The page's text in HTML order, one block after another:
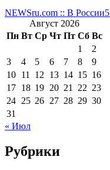
NEWSru.com :: В России
Август 2026
Пн Вт Ср Чт Пт Сб Вс
1
2
3
4 5 6 7 8
9
10 11 12 13 14 15 16
17 18 19 20 21 22 23
24 25 26 27 28 29 30
31
« Июл
Рубрики